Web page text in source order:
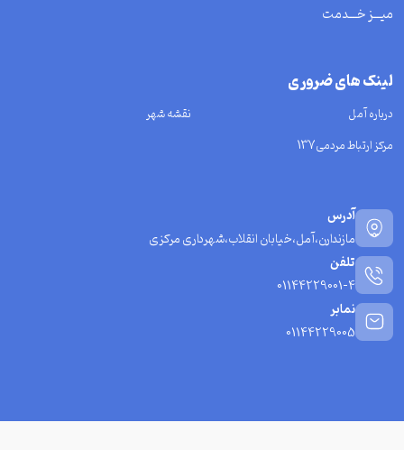
میـــز خـــدمت
لینک های ضروری
درباره آمل
نقشه شهر
مرکز ارتباط مردمی137
آدرس
مازندارن،آمل،خیابان انقلاب،شهرداری مرکزی
تلفن
01144229001-4
نمابر
01144229005